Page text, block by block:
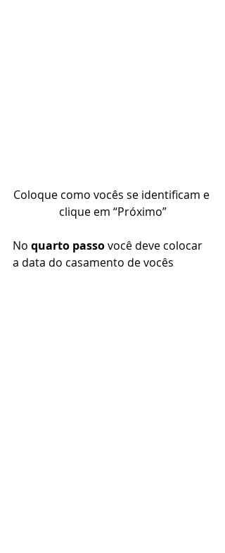
Coloque como vocês se identificam e
clique em “Próximo”
No quarto passo você deve colocar
a data do casamento de vocês